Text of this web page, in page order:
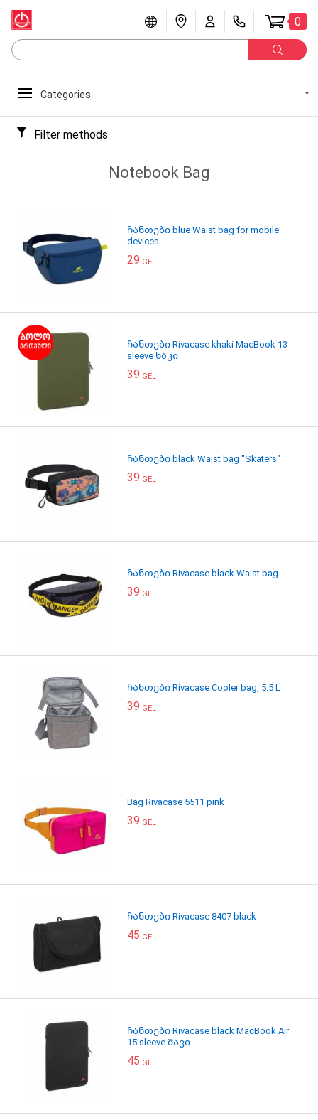
0
Categories
Filter methods
Notebook Bag
ჩანთები blue Waist bag for mobile
devices
29 GEL
ჩანთები Rivacase khaki MacBook 13
sleeve ხაკი
39 GEL
ჩანთები black Waist bag "Skaters"
39 GEL
ჩანთები Rivacase black Waist bag
39 GEL
ჩანთები Rivacase Cooler bag, 5.5 L
39 GEL
Bag Rivacase 5511 pink
39 GEL
ჩანთები Rivacase 8407 black
45 GEL
ჩანთები Rivacase black MacBook Air
15 sleeve შავი
45 GEL